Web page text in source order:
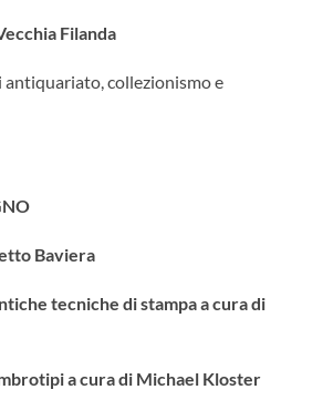
Filanda
collezionismo e
Baviera
tecniche di stampa a cura di
a cura di Michael Kloster